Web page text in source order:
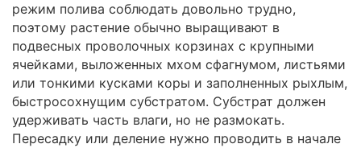
режим полива соблюдать довольно трудно,
поэтому растение обычно выращивают в
подвесных проволочных корзинах с крупными
ячейками, выложенных мхом сфагнумом, листьями
или тонкими кусками коры и заполненных рыхлым,
быстросохнущим субстратом. Субстрат должен
удерживать часть влаги, но не размокать.
Пересадку или деление нужно проводить в начале